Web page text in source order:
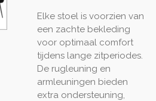
Elke stoel is voorzien van
een zachte bekleding
voor optimaal comfort
tijdens lange zitperiodes.
De rugleuning en
armleuningen bieden
extra ondersteuning,